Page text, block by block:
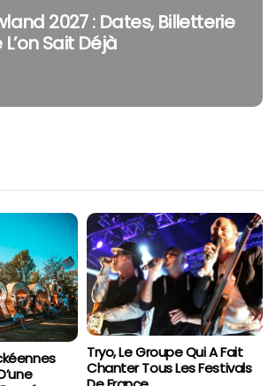
2027 : Dates, Billetterie
Sait Déjà
Tryo, Le Groupe Qui A Fait
Chanter Tous Les Festivals